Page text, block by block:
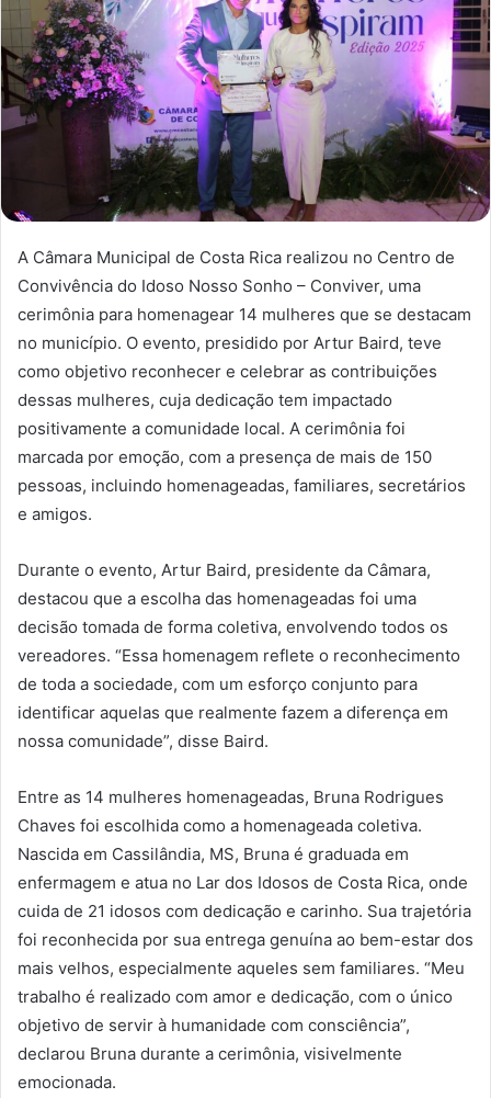
A Câmara Municipal de Costa Rica realizou no Centro de
Convivência do Idoso Nosso Sonho – Conviver, uma
cerimônia para homenagear 14 mulheres que se destacam
no município. O evento, presidido por Artur Baird, teve
como objetivo reconhecer e celebrar as contribuições
dessas mulheres, cuja dedicação tem impactado
positivamente a comunidade local. A cerimônia foi
marcada por emoção, com a presença de mais de 150
pessoas, incluindo homenageadas, familiares, secretários
e amigos.
Durante o evento, Artur Baird, presidente da Câmara,
destacou que a escolha das homenageadas foi uma
decisão tomada de forma coletiva, envolvendo todos os
vereadores. “Essa homenagem reflete o reconhecimento
de toda a sociedade, com um esforço conjunto para
identificar aquelas que realmente fazem a diferença em
nossa comunidade”, disse Baird.
Entre as 14 mulheres homenageadas, Bruna Rodrigues
Chaves foi escolhida como a homenageada coletiva.
Nascida em Cassilândia, MS, Bruna é graduada em
enfermagem e atua no Lar dos Idosos de Costa Rica, onde
cuida de 21 idosos com dedicação e carinho. Sua trajetória
foi reconhecida por sua entrega genuína ao bem-estar dos
mais velhos, especialmente aqueles sem familiares. “Meu
trabalho é realizado com amor e dedicação, com o único
objetivo de servir à humanidade com consciência”,
declarou Bruna durante a cerimônia, visivelmente
emocionada.